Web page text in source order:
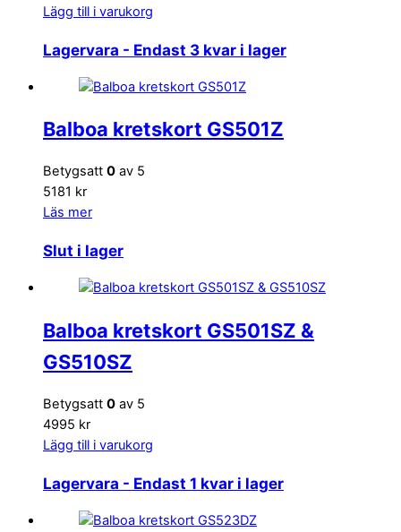
Lägg till i varukorg
Lagervara - Endast 3 kvar i lager
Balboa kretskort GS501Z
Betygsatt 0 av 5
5181 kr
Läs mer
Slut i lager
Balboa kretskort GS501SZ &
GS510SZ
Betygsatt 0 av 5
4995 kr
Lägg till i varukorg
Lagervara - Endast 1 kvar i lager